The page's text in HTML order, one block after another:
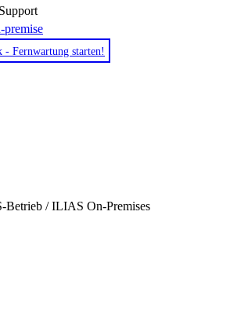
- Fernwartung starten!
Betrieb / ILIAS On-Premises